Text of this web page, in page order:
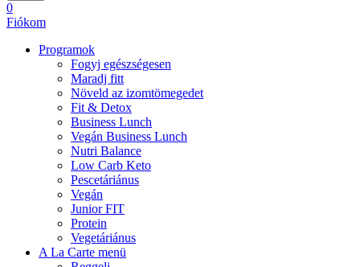
0
Fiókom
Programok
Fogyj egészségesen
Maradj fitt
Növeld az izomtömegedet
Fit & Detox
Business Lunch
Vegán Business Lunch
Nutri Balance
Low Carb Keto
Pescetáriánus
Vegán
Junior FIT
Protein
Vegetáriánus
A La Carte menü